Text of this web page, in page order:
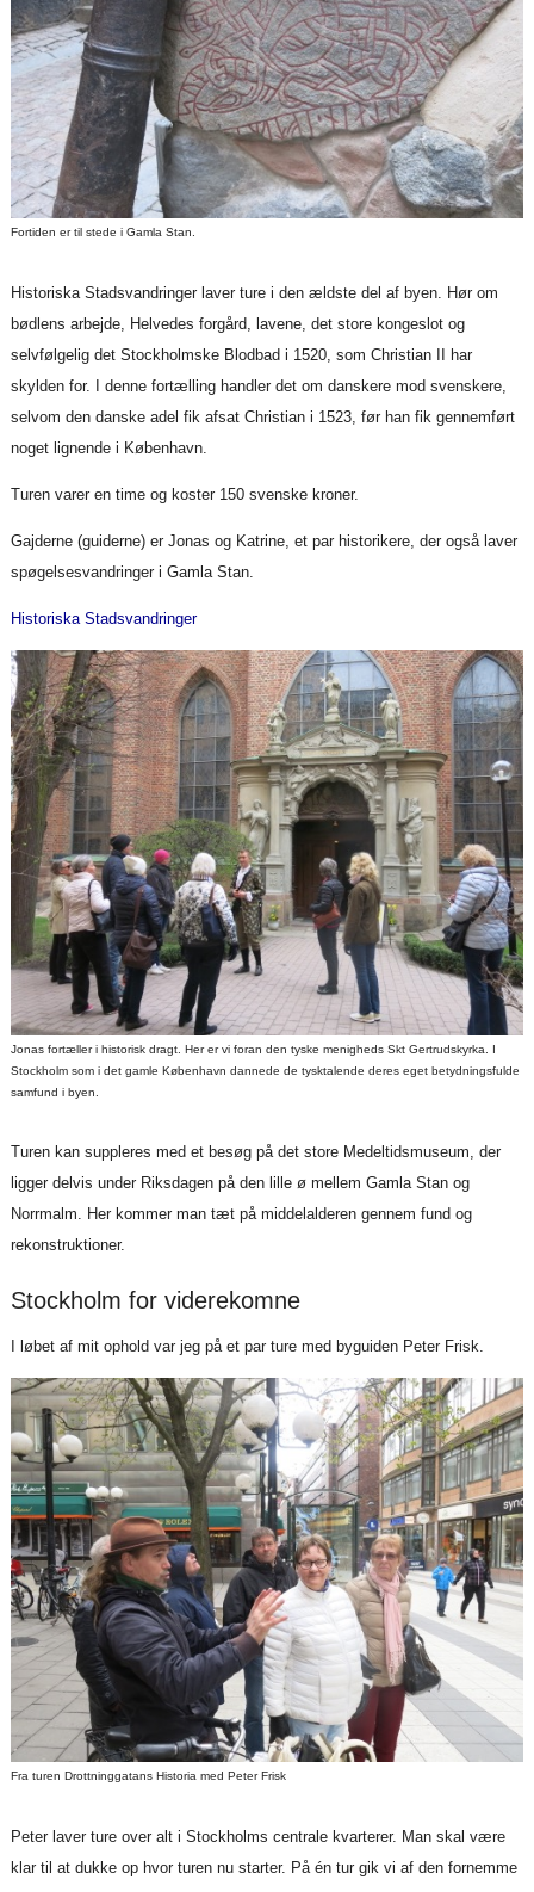
Fortiden er til stede i Gamla Stan.
Historiska Stadsvandringer laver ture i den ældste del af byen. Hør om
bødlens arbejde, Helvedes forgård, lavene, det store kongeslot og
selvfølgelig det Stockholmske Blodbad i 1520, som Christian II har
skylden for. I denne fortælling handler det om danskere mod svenskere,
selvom den danske adel fik afsat Christian i 1523, før han fik gennemført
noget lignende i København.
Turen varer en time og koster 150 svenske kroner.
Gajderne (guiderne) er Jonas og Katrine, et par historikere, der også laver
spøgelsesvandringer i Gamla Stan.
Historiska Stadsvandringer
Jonas fortæller i historisk dragt. Her er vi foran den tyske menigheds Skt Gertrudskyrka. I
Stockholm som i det gamle København dannede de tysktalende deres eget betydningsfulde
samfund i byen.
Turen kan suppleres med et besøg på det store Medeltidsmuseum, der
ligger delvis under Riksdagen på den lille ø mellem Gamla Stan og
Norrmalm. Her kommer man tæt på middelalderen gennem fund og
rekonstruktioner.
Stockholm for viderekomne
I løbet af mit ophold var jeg på et par ture med byguiden Peter Frisk.
Fra turen Drottninggatans Historia med Peter Frisk
Peter laver ture over alt i Stockholms centrale kvarterer. Man skal være
klar til at dukke op hvor turen nu starter. På én tur gik vi af den fornemme